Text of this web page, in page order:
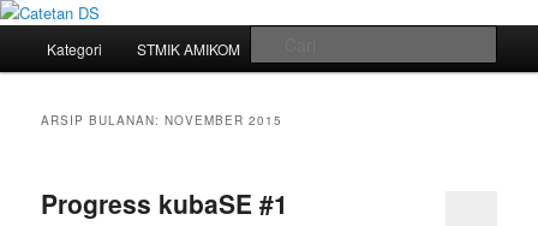
Catetan DS
Mari bermimpi dan ciptakan kehendak
Langsung
utama
Langsung
sekunder
Kategori STMIK AMIKOM
ARSIP BULANAN:NOVEMBER 2015
Progress kubaSE #1